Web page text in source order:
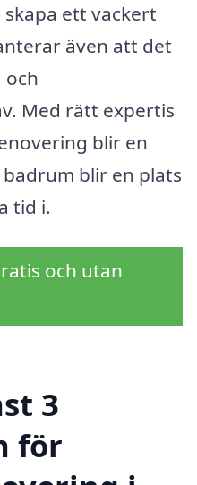
ett vackert
även att det
och
Med rätt expertis
blir en
blir en plats
tid i.
och utan
3
för